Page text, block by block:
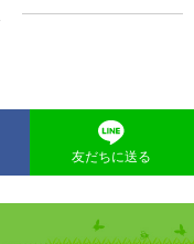
友だちに送る